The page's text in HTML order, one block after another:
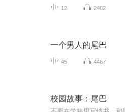
12 2402
一个男人的尾巴
45 4467
校园故事：尾巴